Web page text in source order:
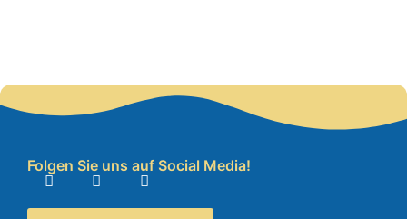
Folgen Sie uns auf Social Media!